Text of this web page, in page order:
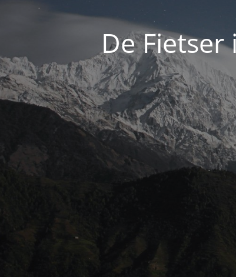
De